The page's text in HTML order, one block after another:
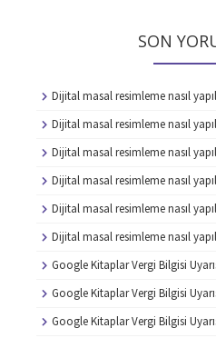
SON
Dijital masal resimleme nasıl
Dijital masal resimleme nasıl
Dijital masal resimleme nasıl
Dijital masal resimleme nasıl
Dijital masal resimleme nasıl
Dijital masal resimleme nasıl
Google Kitaplar Vergi Bilgisi
Google Kitaplar Vergi Bilgisi
Google Kitaplar Vergi Bilgisi